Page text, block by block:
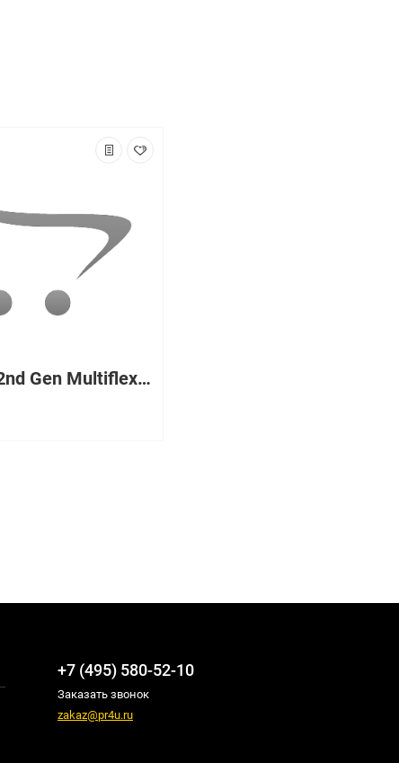
2-Port 2nd Gen Multiflex Trunk Voice/WAN Int. Card - T1/E1
+7 (495) 580-52-10
Заказать звонок
zakaz@pr4u.ru